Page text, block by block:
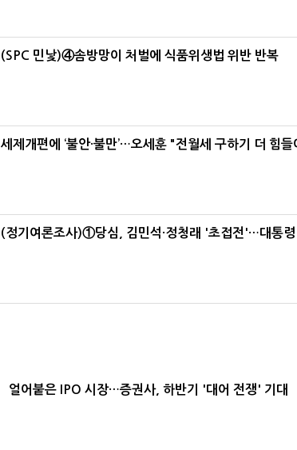
(SPC 민낯)④솜방망이 처벌에 식품위생법 위반 반복
세제개편에 ‘불안·불만’…오세훈 "전월세 구하기 더 힘들
(정기여론조사)①당심, 김민석·정청래 '초접전'…대통
얼어붙은 IPO 시장…증권사, 하반기 '대어 전쟁' 기대